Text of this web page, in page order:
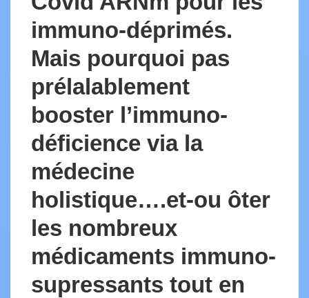
immuno-déprimés.
Mais pourquoi pas
prélalablement
booster l’immuno-
déficience via la
médecine
holistique….et-ou ôter
les nombreux
médicaments immuno-
supressants tout en